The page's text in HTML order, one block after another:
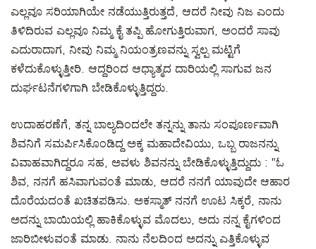
ಎಲ್ಲವೂ ಸರಿಯಾಗಿಯೇ ನಡೆಯುತ್ತಿರುತ್ತದೆ, ಆದರೆ ನೀವು ನಿಜ ಎಂದು
ತಿಳಿದಿರುವ ಎಲ್ಲವೂ ನಿಮ್ಮ ಕೈ ತಪ್ಪಿ ಹೋಗುತ್ತಿರುವಾಗ, ಅಂದರೆ ಸಾವು
ಎದುರಾದಾಗ, ನೀವು ನಿಮ್ಮ ನಿಯಂತ್ರಣವನ್ನು ಸ್ವಲ್ಪ ಮಟ್ಟಿಗೆ
ಕಳೆದುಕೊಳ್ಳುತ್ತೀರಿ. ಆದ್ದರಿಂದ ಆಧ್ಯಾತ್ಮದ ದಾರಿಯಲ್ಲಿ ಸಾಗುವ ಜನ
ದುರ್ಘಟನೆಗಳಿಗಾಗಿ ಬೇಡಿಕೊಳ್ಳುತ್ತಿದ್ದರು.
ಉದಾಹರಣೆಗೆ, ತನ್ನ ಬಾಲ್ಯದಿಂದಲೇ ತನ್ನನ್ನು ತಾನು ಸಂಪೂರ್ಣವಾಗಿ
ಶಿವನಿಗೆ ಸಮರ್ಪಿಸಿಕೊಂಡಿದ್ದ ಅಕ್ಕ ಮಹಾದೇವಿಯು, ಒಬ್ಬ ರಾಜನನ್ನು
ವಿವಾಹವಾಗಿದ್ದರೂ ಸಹ, ಅವಳು ಶಿವನನ್ನು ಬೇಡಿಕೊಳ್ಳುತ್ತಿದ್ದುದು : "ಓ
ಶಿವ, ನನಗೆ ಹಸಿವಾಗುವಂತೆ ಮಾಡು, ಆದರೆ ನನಗೆ ಯಾವುದೇ ಆಹಾರ
ದೊರೆಯದಂತೆ ಖಚಿತಪಡಿಸು. ಅಕಸ್ಮಾತ್ ನನಗೆ ಊಟ ಸಿಕ್ಕರೆ, ನಾನು
ಅದನ್ನು ಬಾಯಿಯಲ್ಲಿ ಹಾಕಿಕೊಳ್ಳುವ ಮೊದಲು, ಅದು ನನ್ನ ಕೈಗಳಿಂದ
ಜಾರಿಬೀಳುವಂತೆ ಮಾಡು. ನಾನು ನೆಲದಿಂದ ಅದನ್ನು ಎತ್ತಿಕೊಳ್ಳುವ